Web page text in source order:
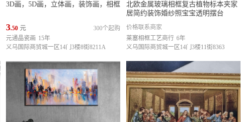
3D画，5D画，立体画，装饰画，相框
3.50 元
300个起购
元通晶瓷画 15年
义乌国际商贸城一区14门3楼8街8211A
北欧金属玻璃相框复古植物标本夹家
居简约装饰婚纱照宝宝透明摆台
价格联系商家
莱塞相框工艺商行 6年
义乌国际商贸城一区14门3楼11街8363